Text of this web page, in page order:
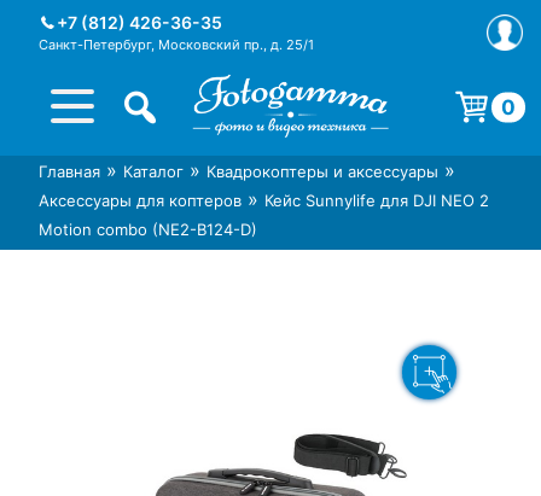
+7 (812) 426-36-35
Санкт-Петербург, Московский пр., д. 25/1
Интернет-магазин фототехники
Foto-Gamma в СПб
Магазин фотоаксессуаров foto-
gamma.ru
0
Корзина пуста.
Главная » Каталог » Квадрокоптеры и аксессуары »
Аксессуары для коптеров » Кейс Sunnylife для DJI NEO 2
Motion combo (NE2-B124-D)